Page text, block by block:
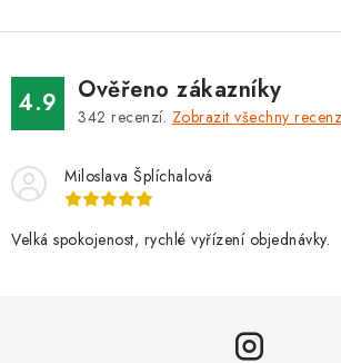
4.9 Ověřeno zákazníky
342 recenzí. Zobrazit všechny
Miloslava Šplíchalová
Velká spokojenost, rychlé vyřízení objednávky.